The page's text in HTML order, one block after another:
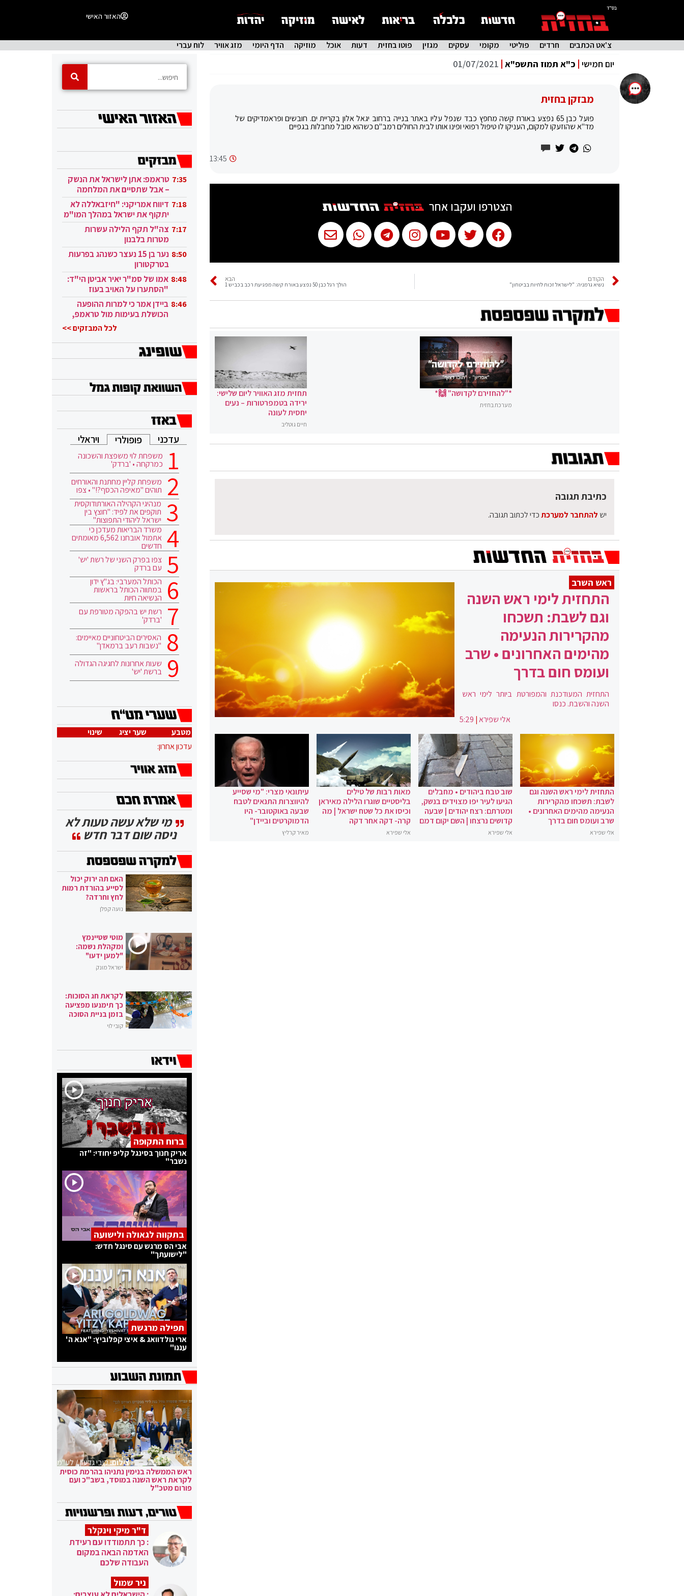
בס"ד
האזור האישי
צ'אט הכתבים חרדים פוליטי מקומי עסקים מגזין פוטו בחזית דעות אוכל מוזיקה הדף היומי מזג אוויר לוח עברי
יום חמישי כ"א תמוז התשפ"א 01/07/2021
מבזקן בחזית
פועל כבן 65 נפצע באורח קשה מחפץ כבד שנפל עליו באתר בנייה ברחוב יגאל אלון בקריית ים. חובשים ופראמדיקים של
מד"א שהוזעקו למקום, העניקו לו טיפול רפואי ופינו אותו לבית החולים רמב"ם כשהוא סובל מחבלות בגפיים
13:45
הצטרפו ועקבו אחר
הקודם
נשיא גרמניה: "לישראל זכות לחיות בביטחון"
הבא
הולך רגל כבן 50 נפצע באורח קשה מפגיעת רכב בכביש 1
*"להחזירם לקדושה" 🙌*
מערכת בחזית
תחזית מזג האוויר ליום שלישי:
ירידה בטמפרטורות – נעים
יחסית לעונה
חיים גוטליב
כתיבת תגובה
יש להתחבר למערכתכדי לכתוב תגובה.
ראש השרב
התחזית לימי ראש השנה
וגם לשבת: תשכחו
מהקרירות הנעימה
מהימים האחרונים • שרב
ועומס חום בדרך
התחזית המעודכנת והמפורטת ביותר לימי ראש
השנה והשבת. כנסו
אלי שפירא|
5:29
התחזית לימי ראש השנה וגם
לשבת: תשכחו מהקרירות
הנעימה מהימים האחרונים •
שרב ועומס חום בדרך
אלי שפירא
שוב טבח ביהודים • מחבלים
הגיעו לעיר יפו מצוידים בנשק,
ומטרתם: רצח יהודים | שבעה
קדושים נרצחו | השם יקום דמם
אלי שפירא
מאות רבות של טילים
בליסטיים שוגרו הלילה מאיראן
וכיסו את כל שטח ישראל | מה
קרה- דקה אחר דקה
אלי שפירא
עיתונאי מצרי: "מי שסייע
להיווצרות התנאים לטבח
שבעה באוקטובר- היו
הדמוקרטים וביידן"
מאיר קרליץ
7:35 טראמפ: אתן לישראל את הנשק
– אבל שתסיים את המלחמה
בעזה 7:18 דיווח אמריקני: "חיזבאללה לא
יתקוף את ישראל במהלך המו"מ
בקטאר" 7:17 צה"ל תקף הלילה עשרות
מטרות בלבנון
8:50
נער בן 15 נעצר כשנהג בפרעות
בטרקטורון
8:48 אמו של סמ"ר יאיר אביטן הי"ד:
"הסתערו על האויב בעוז
ובגבורה" 8:46 ביידן אמר כי למרות ההופעה
הכושלת בעימות מול טראמפ,
לכל המבזקים >>
עדכני פופולרי ויראלי
משפחת לוי משפצת והשכונה
כמרקחה • 'ברדק'
משפחת קליין מחתנת והאורחים
תוהים "מאיפה הכסף?!" • צפו
מנהיגי הקהילה האורתודוקסית
תוקפים את לפיד: "חוצץ בין
ישראל ליהודי התפוצות"
משרד הבריאות מעדכן כי
אתמול אובחנו 6,562 מאומתים
חדשים
צפו בפרק השני של רשת 'יש'
עם ברדק
הכותל המערבי: בג"ץ ידון
במתווה הכותל בראשות
הנשיאה חיות
רשת יש בהפקה מטורפת עם
'ברדק'
האסירים הביטחוניים מאיימים:
"נשבות רעב ברמאדן"
שעות אחרונות לחגיגה הגדולה
ברשת 'יש'
מטבע שער יציג
שינוי
עדכון אחרון:
מי שלא עשה טעות לא
ניסה שום דבר חדש
האם תה ירוק יכול
לסייע בהורדת רמות
לחץ וחרדה?
נועה קפלן
מוטי שטיינמץ
ומקהלת נשמה:
"למען ידעו"
ישראל מונק
לקראת חג הסוכות:
כך תימנעו מפציעה
בזמן בניית הסוכה
קובי לוי
ברוח התקופה
אריק חנוך בסינגל קליפ יחודי: "זה
נשבר"
בתקווה לגאולה ולישועה
אבי הס מרגש עם סינגל חדש:
"לישועתך"
תפילה מרגשת
ארי גולדוואג & איצי קפלוביץ: "אנא ה'
עננו"
צילום:קובי גדעון / לע"מ
ראש הממשלה בנימין נתניהו בהרמת כוסית
לקראת ראש השנה במוסד, בשב"כ ועם
פורום מטכ"ל
ד"ר מיקי וינקלר
: כך תתמודדו עם רעידת
האדמה הבאה במקום
העבודה שלכם
ניר שמול